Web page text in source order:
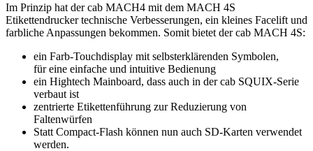
Im Prinzip hat der cab MACH4 mit dem MACH 4S
Etikettendrucker technische Verbesserungen, ein kleines Facelift und
farbliche Anpassungen bekommen. Somit bietet der cab MACH 4S:
ein Farb-Touchdisplay mit selbsterklärenden Symbolen,
für eine einfache und intuitive Bedienung
ein Hightech Mainboard, dass auch in der cab SQUIX-Serie
verbaut ist
zentrierte Etikettenführung zur Reduzierung von
Faltenwürfen
Statt Compact-Flash können nun auch SD-Karten verwendet
werden.